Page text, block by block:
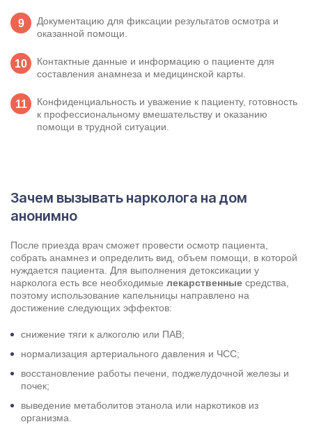
Документацию для фиксации результатов осмотра и
оказанной помощи.
Контактные данные и информацию о пациенте для
составления анамнеза и медицинской карты.
Конфиденциальность и уважение к пациенту, готовность
к профессиональному вмешательству и оказанию
помощи в трудной ситуации.
Зачем вызывать нарколога на дом
анонимно
После приезда врач сможет провести осмотр пациента,
собрать анамнез и определить вид, объем помощи, в которой
нуждается пациента. Для выполнения детоксикации у
нарколога есть все необходимые лекарственные средства,
поэтому использование капельницы направлено на
достижение следующих эффектов:
снижение тяги к алкоголю или ПАВ;
нормализация артериального давления и ЧСС;
восстановление работы печени, поджелудочной железы и
почек;
выведение метаболитов этанола или наркотиков из
организма.